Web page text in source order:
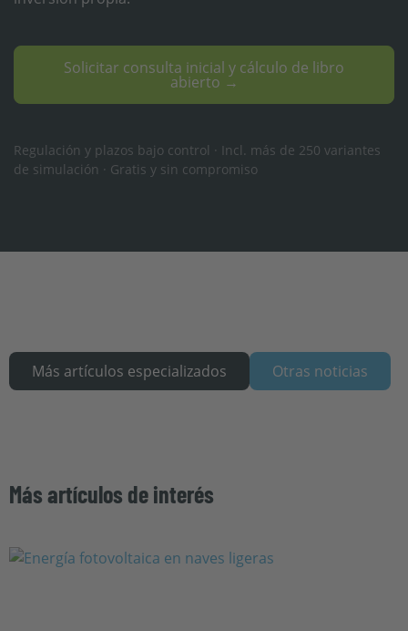
Solicitar consulta inicial y cálculo de libro
abierto →
Regulación y plazos bajo control · Incl. más de 250 variantes
de simulación · Gratis y sin compromiso
Más artículos especializados Otras noticias
Más artículos de interés